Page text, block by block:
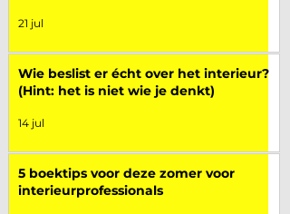
21 jul
Wie beslist er écht over het interieur?
(Hint: het is niet wie je denkt)
14 jul
5 boektips voor deze zomer voor
interieurprofessionals